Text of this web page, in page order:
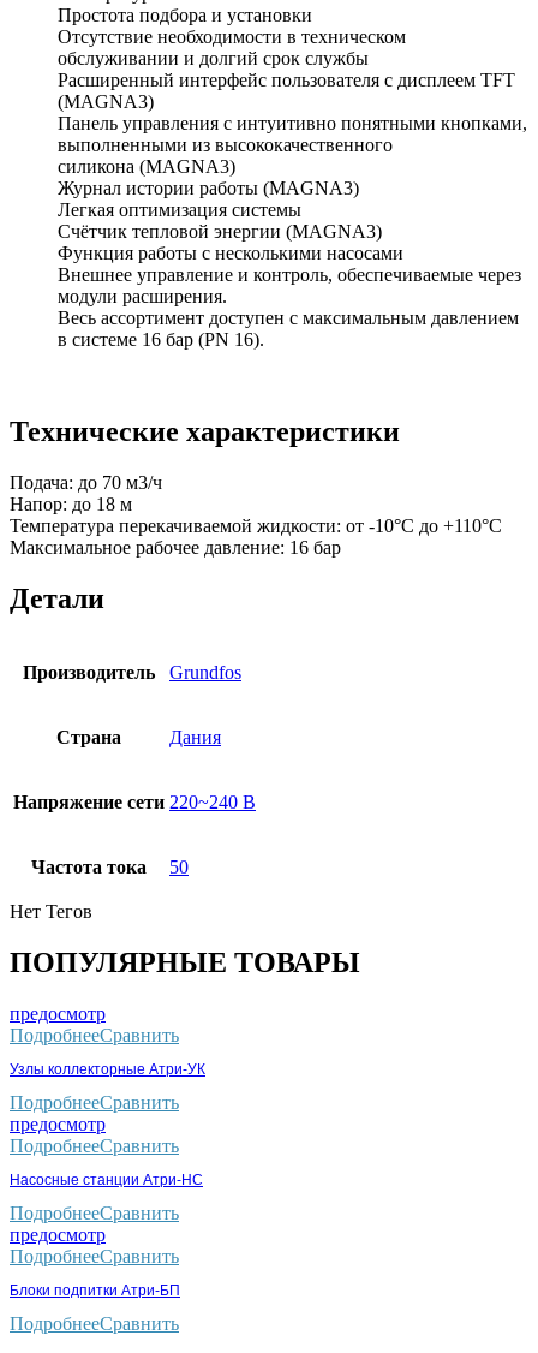
Простота подбора и установки
Отсутствие необходимости в техническом
обслуживании и долгий срок службы
Расширенный интерфейс пользователя с дисплеем TFT
(MAGNA3)
Панель управления с интуитивно понятными кнопками,
выполненными из высококачественного
силикона (MAGNA3)
Журнал истории работы (MAGNA3)
Легкая оптимизация системы
Счётчик тепловой энергии (MAGNA3)
Функция работы с несколькими насосами
Внешнее управление и контроль, обеспечиваемые через
модули расширения.
Весь ассортимент доступен с максимальным давлением
в системе 16 бар (PN 16).
Технические характеристики
Подача: до 70 м3/ч
Напор: до 18 м
Температура перекачиваемой жидкости: от -10°C до +110°C
Максимальное рабочее давление: 16 бар
Детали
Производитель Grundfos
Страна Дания
Напряжение сети 220~240 В
Частота тока 50
Нет Тегов
ПОПУЛЯРНЫЕ ТОВАРЫ
предосмотр
ПодробнееСравнить
Узлы коллекторные Атри-УК
ПодробнееСравнить
предосмотр
ПодробнееСравнить
Насосные станции Атри-НС
ПодробнееСравнить
предосмотр
ПодробнееСравнить
Блоки подпитки Атри-БП
ПодробнееСравнить